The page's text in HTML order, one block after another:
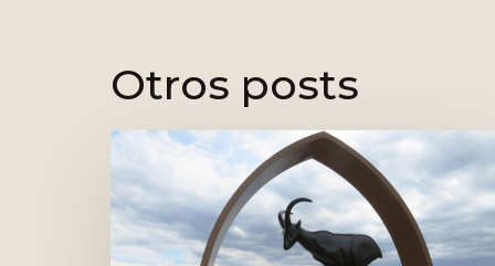
Otros posts
Ruta
del
Silencio